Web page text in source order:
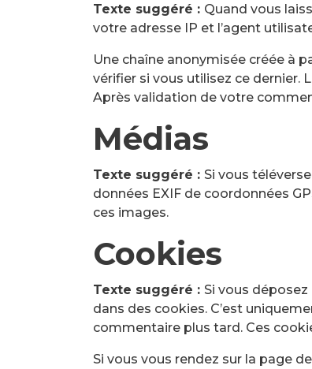
Texte suggéré : Quand vous
votre adresse IP et l’agent
Une chaîne anonymisée créée à
vérifier si vous utilisez ce dernier.
Après validation de votre
Médias
Texte suggéré : Si vous
données EXIF de coordonnées
ces images.
Cookies
Texte suggéré : Si vous
dans des cookies. C’est
commentaire plus tard. Ces
Si vous vous rendez sur la page